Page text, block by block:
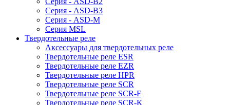
Серия - ASD-B3
Серия - ASD-M
Серия MSL
Твердотельные реле
Аксессуары для твердотельных реле
Твердотельные реле ESR
Твердотельные реле EZR
Твердотельные реле HPR
Твердотельные реле SCR
Твердотельные реле SCR-F
Твердотельные реле SCR-K